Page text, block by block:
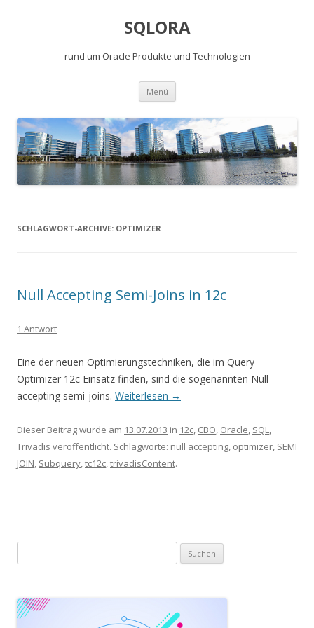
SQLORA
rund um Oracle Produkte und Technologien
Menü Springe
Inhalt
SCHLAGWORT-ARCHIVE: OPTIMIZER
Null Accepting Semi-Joins in 12c
1 Antwort
Eine der neuen Optimierungstechniken, die im Query
Optimizer 12c Einsatz finden, sind die sogenannten Null
accepting semi-joins. Weiterlesen →
Dieser Beitrag wurde am 13.07.2013 in 12c, CBO, Oracle, SQL,
Trivadis veröffentlicht. Schlagworte: null accepting, optimizer, SEMI
JOIN, Subquery,tc12c,trivadisContent.
nach: